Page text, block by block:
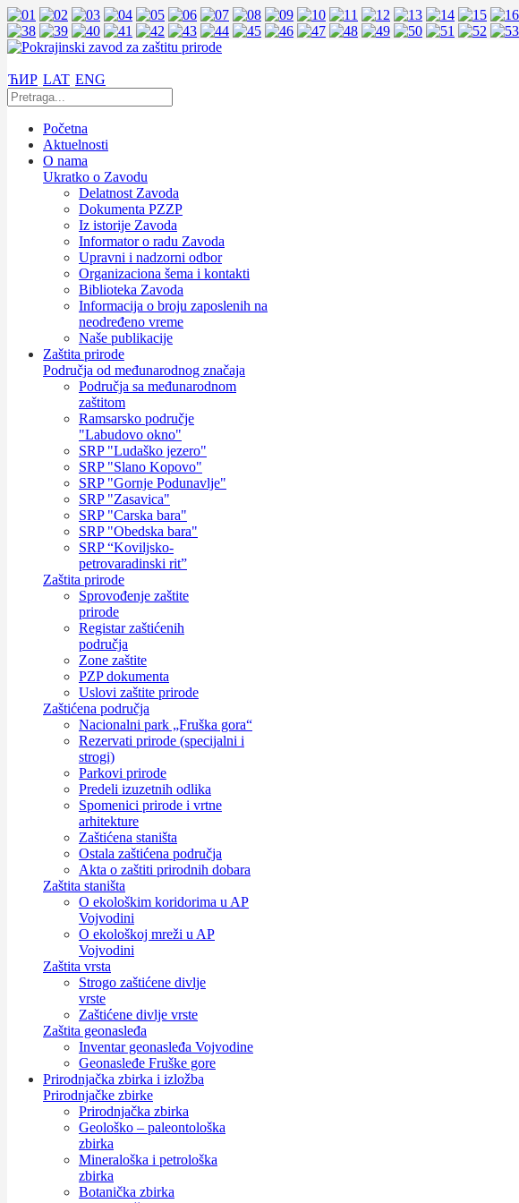
ЋИР LAT ENG
Početna
Aktuelnosti
O nama
Ukratko o Zavodu
Delatnost Zavoda
Dokumenta PZZP
Iz istorije Zavoda
Informator o radu Zavoda
Upravni i nadzorni odbor
Organizaciona šema i kontakti
Biblioteka Zavoda
Informacija o broju zaposlenih na
neodređeno vreme
Naše publikacije
Zaštita prirode
Područja od međunarodnog značaja
Područja sa međunarodnom
zaštitom
Ramsarsko područje
"Labudovo okno"
SRP "Ludaško jezero"
SRP "Slano Kopovo"
SRP "Gornje Podunavlje"
SRP "Zasavica"
SRP "Carska bara"
SRP "Obedska bara"
SRP “Koviljsko-
petrovaradinski rit”
Zaštita prirode
Sprovođenje zaštite
prirode
Registar zaštićenih
područja
Zone zaštite
PZP dokumenta
Uslovi zaštite prirode
Zaštićena područja
Nacionalni park „Fruška gora“
Rezervati prirode (specijalni i
strogi)
Parkovi prirode
Predeli izuzetnih odlika
Spomenici prirode i vrtne
arhitekture
Zaštićena staništa
Ostala zaštićena područja
Akta o zaštiti prirodnih dobara
Zaštita staništa
O ekološkim koridorima u AP
Vojvodini
O ekološkoj mreži u AP
Vojvodini
Zaštita vrsta
Strogo zaštićene divlje
vrste
Zaštićene divlje vrste
Zaštita geonasleđa
Inventar geonasleđa Vojvodine
Geonasleđe Fruške gore
Prirodnjačka zbirka i izložba
Prirodnjačke zbirke
Prirodnjačka zbirka
Geološko – paleontološka
zbirka
Mineraloška i petrološka
zbirka
Botanička zbirka